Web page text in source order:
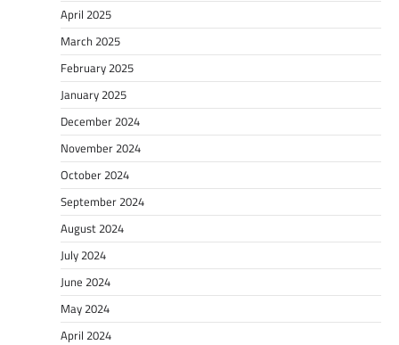
April 2025
March 2025
February 2025
January 2025
December 2024
November 2024
October 2024
September 2024
August 2024
July 2024
June 2024
May 2024
April 2024